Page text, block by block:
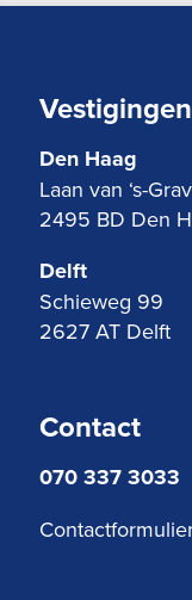
Vestigingen
Den Haag
Laan van ‘s-
2495 BD Den
Delft
Schieweg 99
2627 AT Delft
Contact
070 337 3033